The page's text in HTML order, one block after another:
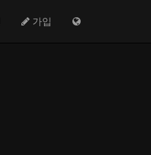
가입